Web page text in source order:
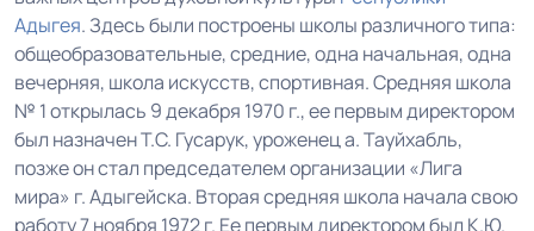
Адыгея. Здесь были построены школы различного типа:
общеобразовательные, средние, одна начальная, одна
вечерняя, школа искусств, спортивная. Средняя школа
№ 1 открылась 9 декабря 1970 г., ее первым директором
был назначен Т.С. Гусарук, уроженец а. Тауйхабль,
позже он стал председателем организации «Лига
мира» г. Адыгейска. Вторая средняя школа начала свою
работу 7 ноября 1972 г. Ее первым директором был К.Ю.